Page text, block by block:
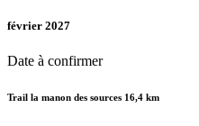
février 2027
Date à confirmer
Trail la manon des sources 16,4 km